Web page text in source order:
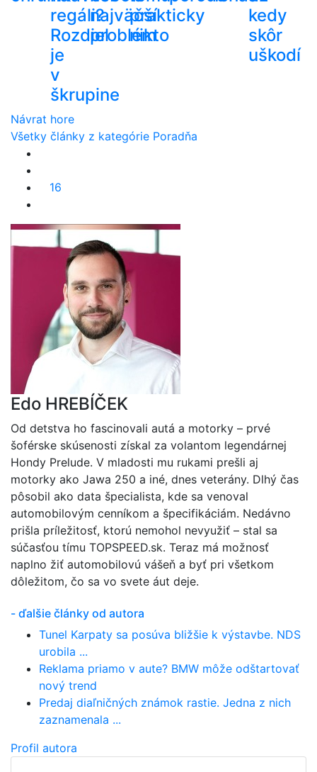
regáli?
Rozdiel
je
v
škrupine
najväčší
problém
prakticky
nikto
kedy
skôr
uškodí
Návrat hore
Všetky články z kategórie Poradňa
16
Edo HREBÍČEK
Od detstva ho fascinovali autá a motorky – prvé
šoférske skúsenosti získal za volantom legendárnej
Hondy Prelude. V mladosti mu rukami prešli aj
motorky ako Jawa 250 a iné, dnes veterány. Dlhý čas
pôsobil ako data špecialista, kde sa venoval
automobilovým cenníkom a špecifikáciám. Nedávno
prišla príležitosť, ktorú nemohol nevyužiť – stal sa
súčasťou tímu TOPSPEED.sk. Teraz má možnosť
naplno žiť automobilovú vášeň a byť pri všetkom
dôležitom, čo sa vo svete áut deje.
- ďalšie články od autora
Tunel Karpaty sa posúva bližšie k výstavbe. NDS
urobila ...
Reklama priamo v aute? BMW môže odštartovať
nový trend
Predaj diaľničných známok rastie. Jedna z nich
zaznamenala ...
Profil autora